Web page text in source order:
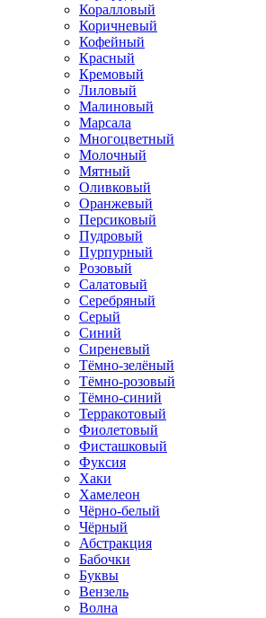
Коралловый
Коричневый
Кофейный
Красный
Кремовый
Лиловый
Малиновый
Марсала
Многоцветный
Молочный
Мятный
Оливковый
Оранжевый
Персиковый
Пудровый
Пурпурный
Розовый
Салатовый
Серебряный
Серый
Синий
Сиреневый
Тёмно-зелёный
Тёмно-розовый
Тёмно-синий
Терракотовый
Фиолетовый
Фисташковый
Фуксия
Хаки
Хамелеон
Чёрно-белый
Чёрный
Абстракция
Бабочки
Буквы
Вензель
Волна